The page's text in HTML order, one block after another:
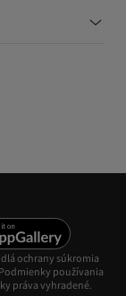
práva vyhradené.
ochrany súkromia
Podmienky používania